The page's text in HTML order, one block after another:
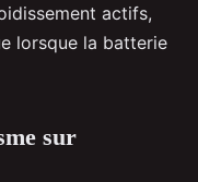
actifs,
lorsque la batterie
sur